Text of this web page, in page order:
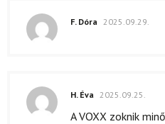
F. Dóra 2025.09.29.
H. Éva 2025.09.25.
A VOXX zoknik